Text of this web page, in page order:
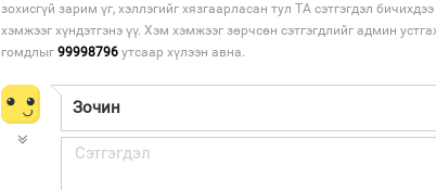
зохисгүй зарим үг, хэллэгийг хязгаарласан тул ТА сэтгэгдэл
хэмжээг хүндэтгэнэ үү. Хэм хэмжээг зөрчсөн сэтгэгдлийг админ
гомдлыг 99998796 утсаар хүлээн авна.